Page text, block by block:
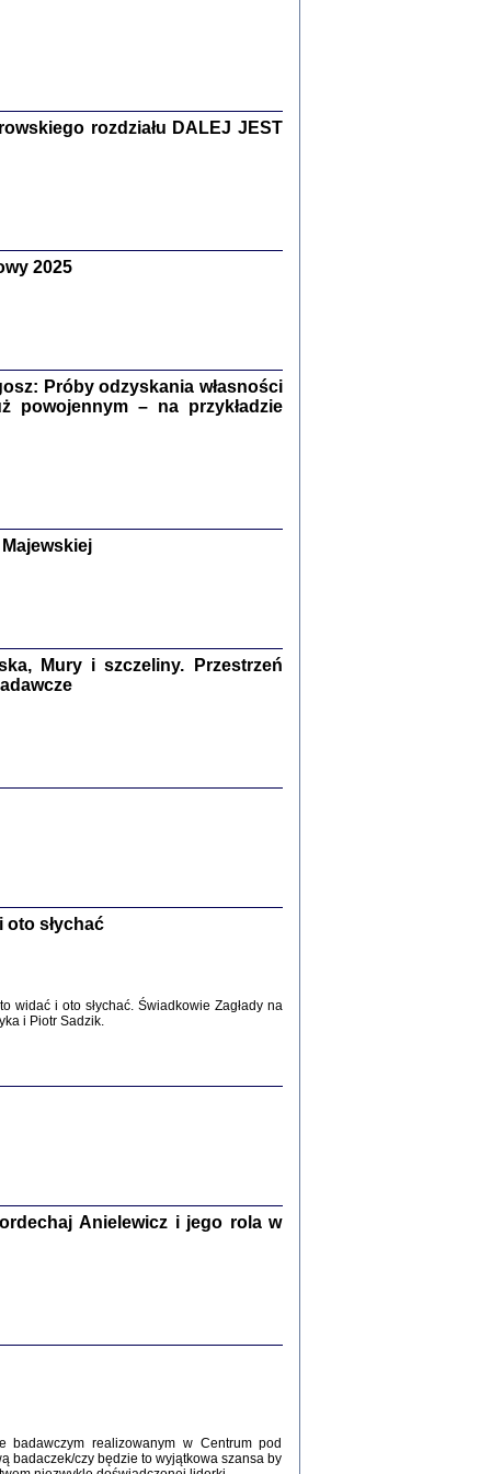
nr 15, R. 2019
Warszawa 2019
Engelking, Jan Grabowski
, oprac. i wstępem opatrzyłaMarta Janczewska
Studia i Materiały
Warszawa 2017
i Mirki Piżyców o życiu w getcie i okupowanej
rozdziału DALEJ JEST
2025
Próby odzyskania własności
powojennym – na przykładzie
Mury i szczeliny. Przestrzeń
oto słychać
widać i oto słychać. Świadkowie Zagłady na
i Piotr Sadzik.
Anielewicz i jego rola w
badawczym realizowanym w Centrum pod
badaczek/czy będzie to wyjątkowa szansa by